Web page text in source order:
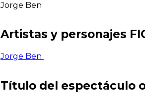
Jorge Ben
Artistas y personajes
Jorge Ben
Título del espectáculo